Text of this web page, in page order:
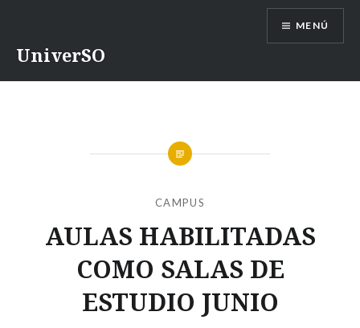
UniverSO
MENÚ
CAMPUS
AULAS HABILITADAS
COMO SALAS DE
ESTUDIO JUNIO